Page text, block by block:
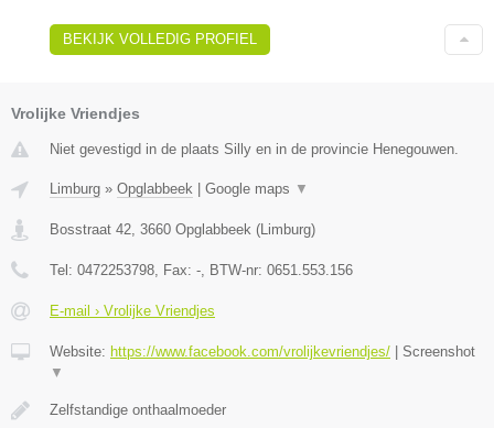
BEKIJK VOLLEDIG PROFIEL
Vrolijke Vriendjes
Niet gevestigd in de plaats Silly en in de provincie Henegouwen.
Limburg » Opglabbeek Google maps ▼
Bosstraat 42, 3660 Opglabbeek (Limburg)
Tel: 0472253798, Fax: -, BTW-nr: 0651.553.156
E-mail › Vrolijke Vriendjes
Website: https://www.facebook.com/vrolijkevriendjes/
Screenshot
▼
Zelfstandige onthaalmoeder